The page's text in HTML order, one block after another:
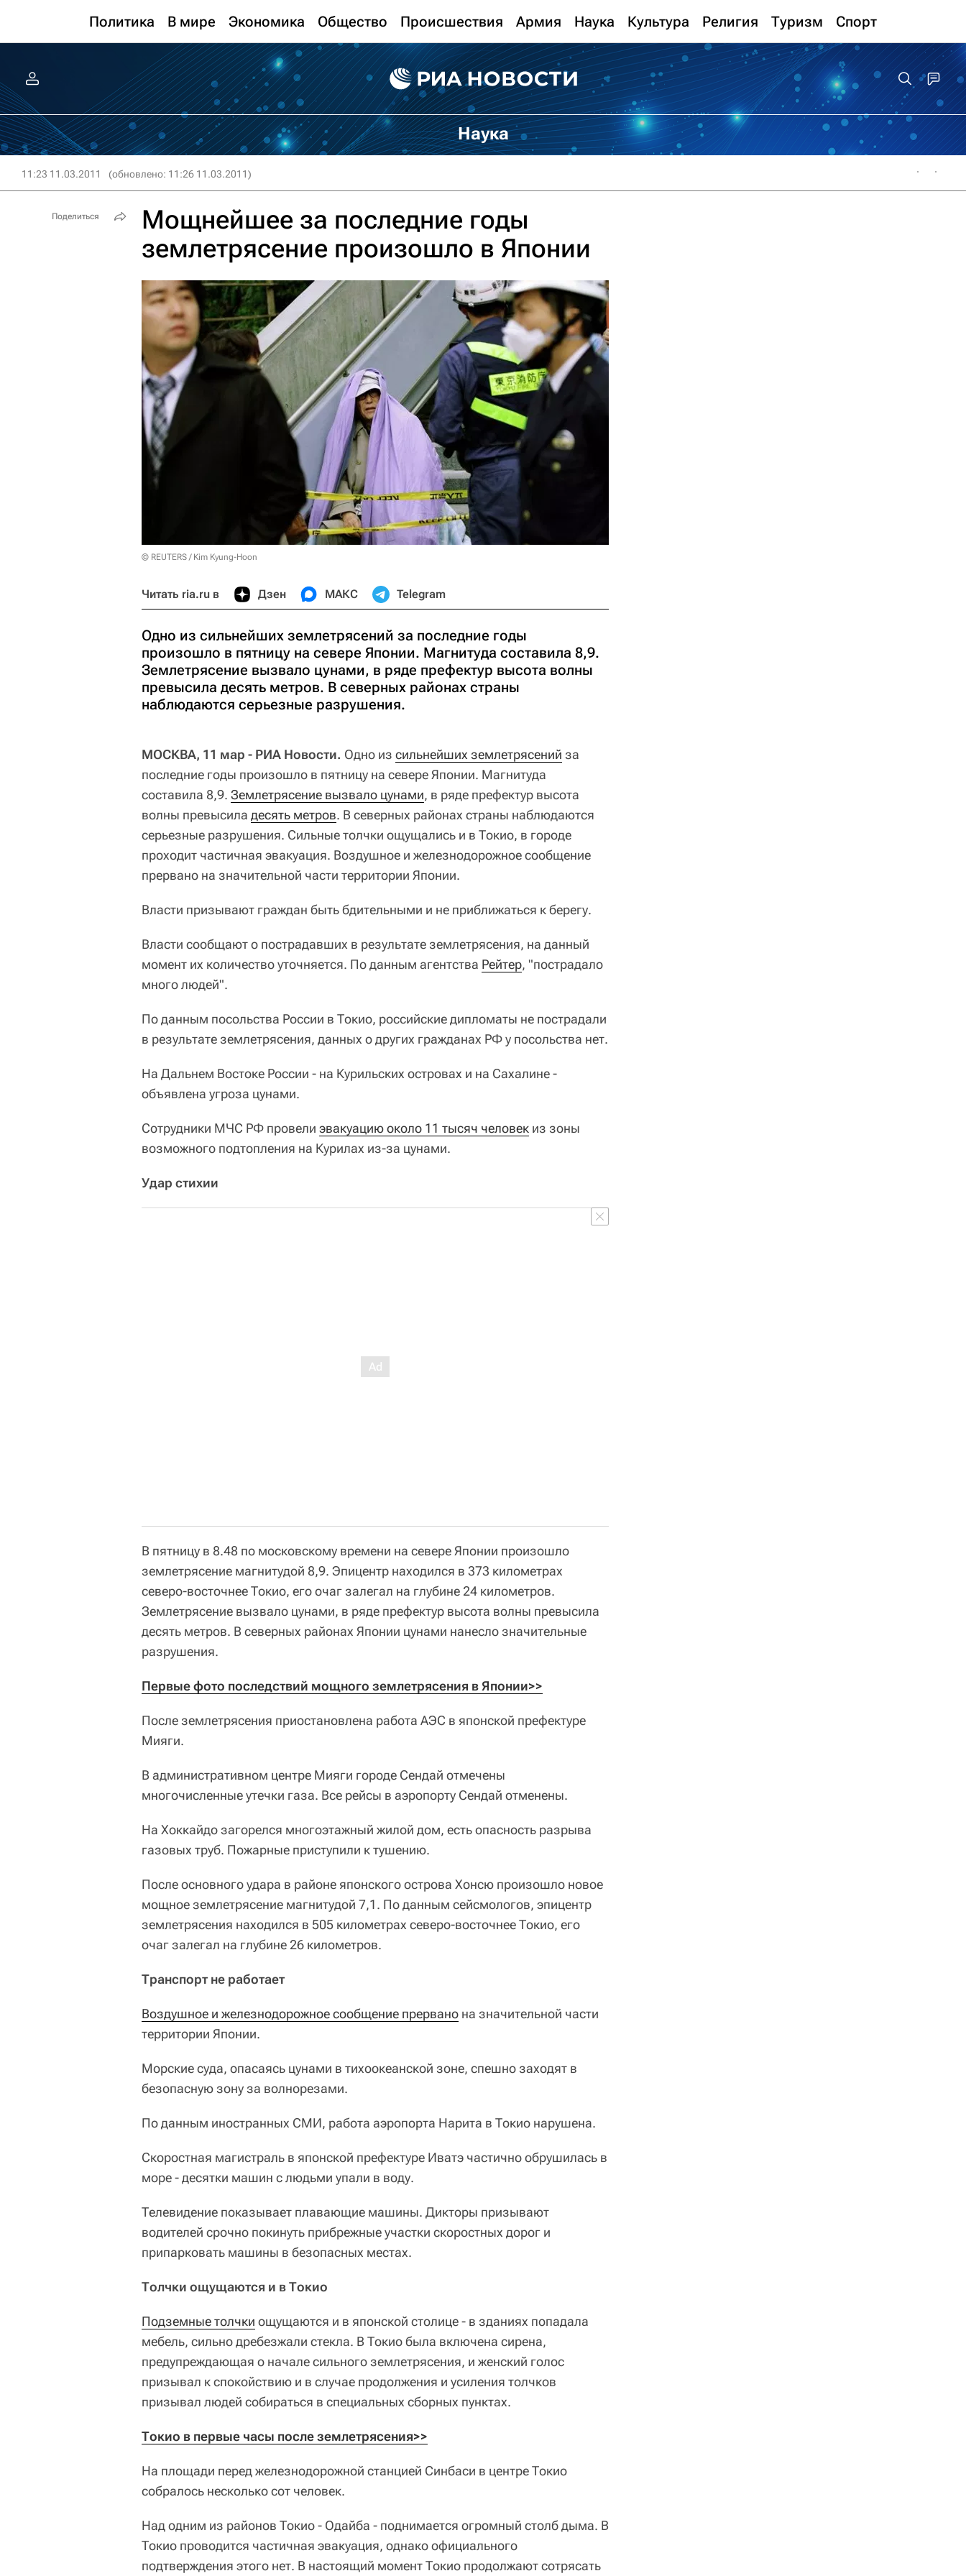
Политика В мире Экономика Общество Происшествия Армия Наука Культура Религия Туризм Спорт
Наука
11:23 11.03.2011 (обновлено: 11:26 11.03.2011)
Мощнейшее за последние годы
землетрясение произошло в Японии
© REUTERS / Kim Kyung-Hoon
Читать ria.ru в Дзен МАКС Telegram
Одно из сильнейших землетрясений за последние годы
произошло в пятницу на севере Японии. Магнитуда составила 8,9.
Землетрясение вызвало цунами, в ряде префектур высота волны
превысила десять метров. В северных районах страны
наблюдаются серьезные разрушения.
МОСКВА, 11 мар - РИА Новости. Одно из сильнейших землетрясений за
последние годы произошло в пятницу на севере Японии. Магнитуда
составила 8,9. Землетрясение вызвало цунами, в ряде префектур высота
волны превысила десять метров. В северных районах страны наблюдаются
серьезные разрушения. Сильные толчки ощущались и в Токио, в городе
проходит частичная эвакуация. Воздушное и железнодорожное сообщение
прервано на значительной части территории Японии.
Власти призывают граждан быть бдительными и не приближаться к берегу.
Власти сообщают о пострадавших в результате землетрясения, на данный
момент их количество уточняется. По данным агентства Рейтер, "пострадало
много людей".
По данным посольства России в Токио, российские дипломаты не пострадали
в результате землетрясения, данных о других гражданах РФ у посольства нет.
На Дальнем Востоке России - на Курильских островах и на Сахалине -
объявлена угроза цунами.
Сотрудники МЧС РФ провели эвакуацию около 11 тысяч человек из зоны
возможного подтопления на Курилах из-за цунами.
Удар стихии
В пятницу в 8.48 по московскому времени на севере Японии произошло
землетрясение магнитудой 8,9. Эпицентр находился в 373 километрах
северо-восточнее Токио, его очаг залегал на глубине 24 километров.
Землетрясение вызвало цунами, в ряде префектур высота волны превысила
десять метров. В северных районах Японии цунами нанесло значительные
разрушения.
Первые фото последствий мощного землетрясения в Японии>>
После землетрясения приостановлена работа АЭС в японской префектуре
Мияги.
В административном центре Мияги городе Сендай отмечены
многочисленные утечки газа. Все рейсы в аэропорту Сендай отменены.
На Хоккайдо загорелся многоэтажный жилой дом, есть опасность разрыва
газовых труб. Пожарные приступили к тушению.
После основного удара в районе японского острова Хонсю произошло новое
мощное землетрясение магнитудой 7,1. По данным сейсмологов, эпицентр
землетрясения находился в 505 километрах северо-восточнее Токио, его
очаг залегал на глубине 26 километров.
Транспорт не работает
Воздушное и железнодорожное сообщение прервано на значительной части
территории Японии.
Морские суда, опасаясь цунами в тихоокеанской зоне, спешно заходят в
безопасную зону за волнорезами.
По данным иностранных СМИ, работа аэропорта Нарита в Токио нарушена.
Скоростная магистраль в японской префектуре Иватэ частично обрушилась в
море - десятки машин с людьми упали в воду.
Телевидение показывает плавающие машины. Дикторы призывают
водителей срочно покинуть прибрежные участки скоростных дорог и
припарковать машины в безопасных местах.
Толчки ощущаются и в Токио
Подземные толчки ощущаются и в японской столице - в зданиях попадала
мебель, сильно дребезжали стекла. В Токио была включена сирена,
предупреждающая о начале сильного землетрясения, и женский голос
призывал к спокойствию и в случае продолжения и усиления толчков
призывал людей собираться в специальных сборных пунктах.
Токио в первые часы после землетрясения>>
На площади перед железнодорожной станцией Синбаси в центре Токио
собралось несколько сот человек.
Над одним из районов Токио - Одайба - поднимается огромный столб дыма. В
Токио проводится частичная эвакуация, однако официального
подтверждения этого нет. В настоящий момент Токио продолжают сотрясать
Поделиться